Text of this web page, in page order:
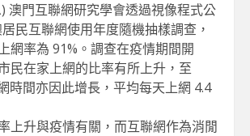
澳門互聯網研究學會透過視像程式公
民互聯網使用年度隨機抽樣調查，
網率為 91%。調查在疫情期間開
民在家上網的比率有所上升，至
時間亦因此增長，平均每天上網 4.4
上升與疫情有關，而互聯網作為消閒